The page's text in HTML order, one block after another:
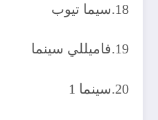
18.سيما تيوب
19.فاميللي سينما
20.سينما 1